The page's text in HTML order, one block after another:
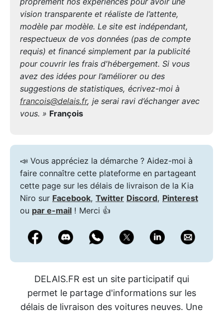
vision transparente et réaliste de l’attente,
modèle par modèle. Le site est indépendant,
respectueux de vos données (pas de compte
requis) et financé simplement par la publicité
pour couvrir les frais d'hébergement. Si vous
avez des idées pour l’améliorer ou des
suggestions de statistiques, écrivez-moi à
francois@delais.fr, je serai ravi d’échanger avec
vous. » François
📣 Vous appréciez la démarche ? Aidez-moi à
faire connaître cette plateforme en partageant
cette page sur les délais de livraison de la Kia
Niro sur Facebook, Twitter Discord, Pinterest
ou par e-mail ! Merci 👍
DELAIS.FR est un site participatif qui
permet le partage d'informations sur les
délais de livraison des voitures neuves. Une